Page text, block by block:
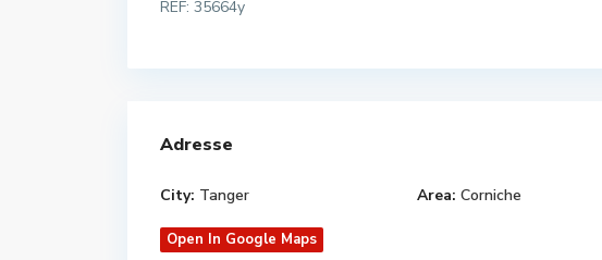
REF: 35664y
Adresse
City: Tanger Area: Corniche
Open In Google Maps